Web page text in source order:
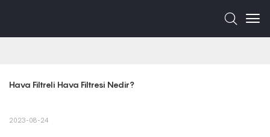
Hava Filtreli Hava Filtresi Nedir?
2023-08-24